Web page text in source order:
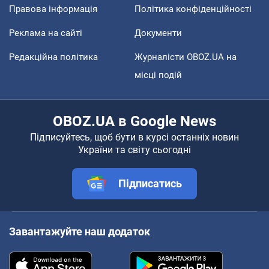
Правова інформація Політика конфіденційності
Реклама на сайті Документи
Редакційна політика
Журналісти OBOZ.UA на
місці подій
OBOZ.UA в Google News
Підписуйтесь, щоб бути в курсі останніх новин
України та світу сьогодні
Підписатись
Завантажуйте наш додаток